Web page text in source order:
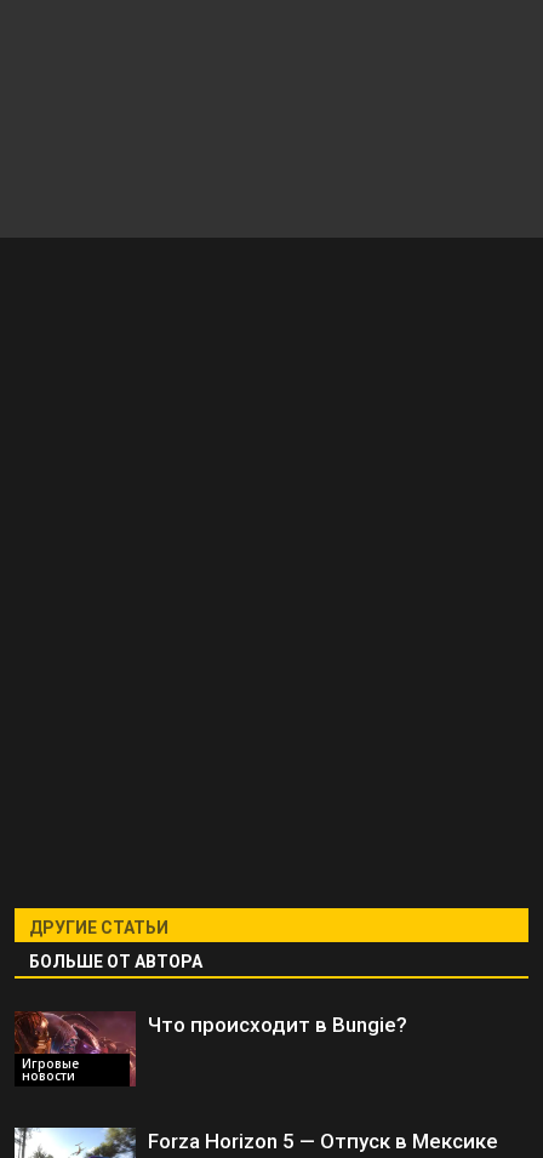
ДРУГИЕ СТАТЬИ
БОЛЬШЕ ОТ АВТОРА
Игровые
новости
Что происходит в Bungie?
Forza Horizon 5 — Отпуск в Мексике